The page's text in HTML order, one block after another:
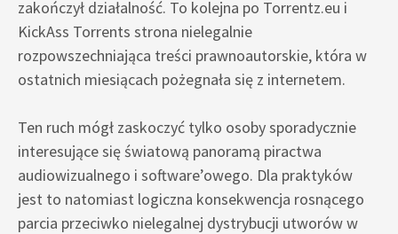
zakończył działalność. To kolejna po Torrentz.eu i
KickAss Torrents strona nielegalnie
rozpowszechniająca treści prawnoautorskie, która w
ostatnich miesiącach pożegnała się z internetem.
Ten ruch mógł zaskoczyć tylko osoby sporadycznie
interesujące się światową panoramą piractwa
audiowizualnego i software’owego. Dla praktyków
jest to natomiast logiczna konsekwencja rosnącego
parcia przeciwko nielegalnej dystrybucji utworów w